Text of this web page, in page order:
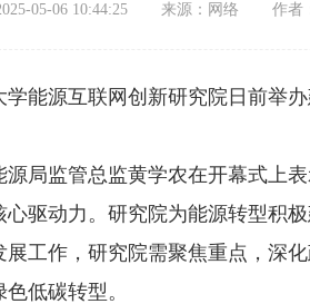
05-06 10:44:25 来源： 网络 作者
学能源互联网创新研究院日前举
源局监管总监黄学农在开幕式上
心驱动力。研究院为能源转型积
展工作，研究院需聚焦重点，深
低碳转型。